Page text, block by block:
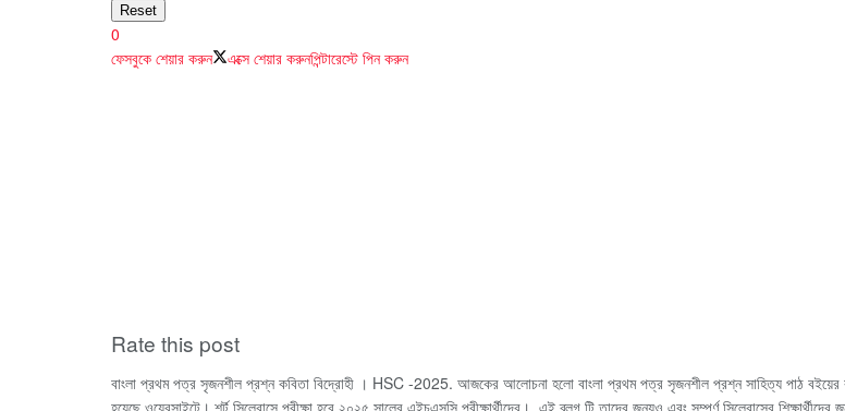
Reset
0
ফেসবুকে শেয়ার করুন
এক্সে শেয়ার করুনপিন্টারেস্টে পিন করুন
Rate this post
বাংলা প্রথম পত্র সৃজনশীল প্রশ্ন কবিতা বিদ্রোহী । HSC -2025. আজকের আলোচনা হলো বাংলা প্রথম পত্র সৃজনশীল প্রশ্ন সাহিত্য পাঠ বইয়ের
হয়েছে ওয়েবসাইটে। শর্ট সিলেবাসে পরীক্ষা হবে ২০২৫ সালের এইচএসসি পরীক্ষার্থীদের। এই ব্লগ টি তাদের জন্যও এবং সম্পূর্ণ সিলেবাসের